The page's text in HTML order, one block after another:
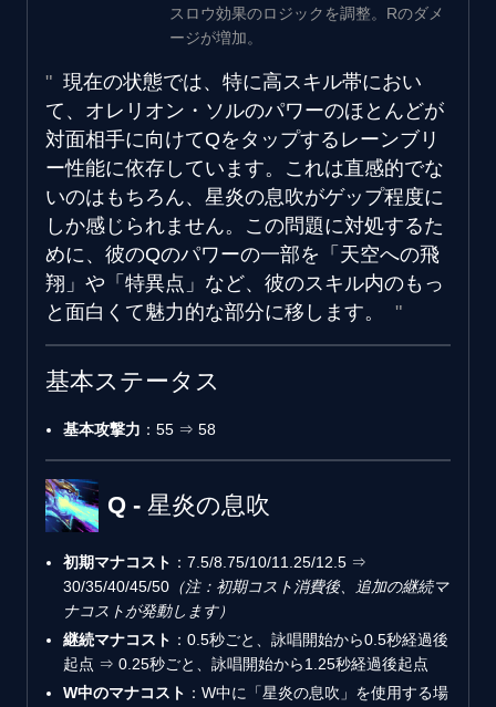
スロウ効果のロジックを調整。Rのダメ
ージが増加。
現在の状態では、特に高スキル帯におい
て、オレリオン・ソルのパワーのほとんどが
対面相手に向けてQをタップするレーンブリ
ー性能に依存しています。これは直感的でな
いのはもちろん、星炎の息吹がゲップ程度に
しか感じられません。この問題に対処するた
めに、彼のQのパワーの一部を「天空への飛
翔」や「特異点」など、彼のスキル内のもっ
と面白くて魅力的な部分に移します。
基本ステータス
基本攻撃力 ：55 ⇒ 58
Q - 星炎の息吹
初期マナコスト ：7.5/8.75/10/11.25/12.5 ⇒
30/35/40/45/50 （注：初期コスト消費後、追加の継続マ
ナコストが発動します）
継続マナコスト ：0.5秒ごと、詠唱開始から0.5秒経過後
起点 ⇒ 0.25秒ごと、詠唱開始から1.25秒経過後起点
W中のマナコスト ：W中に「星炎の息吹」を使用する場